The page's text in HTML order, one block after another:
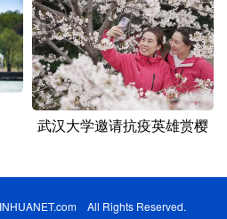
武汉大学邀请抗疫英雄赏樱
All Rights Reserved.